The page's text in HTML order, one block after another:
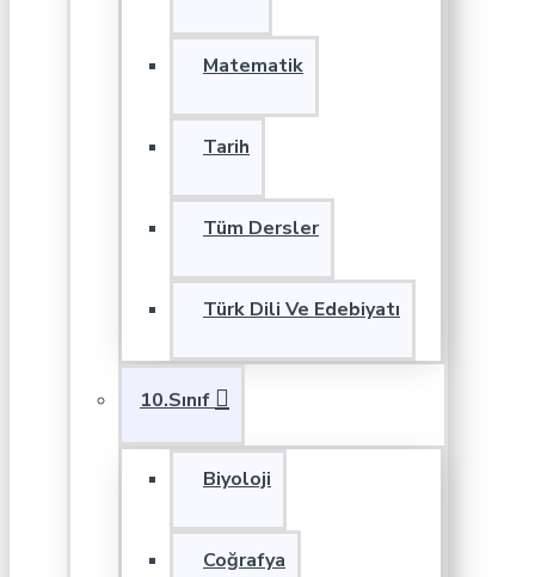
Matematik
Tarih
Tüm Dersler
Türk Dili Ve Edebiyatı
10.Sınıf
Biyoloji
Coğrafya